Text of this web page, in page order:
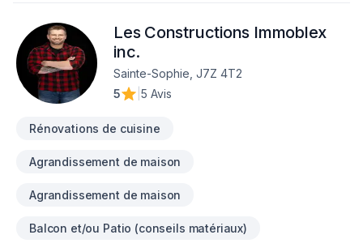
Laurentides avec passion et professionnalisme. Nous
croyons en l'importance d'une approche personnalisée,
adaptée à chaque client, pour garantir des résultats au-delà
de vos attentes. Transformons ensemble vos idées en réalité.
Contactez-nous dès maintenant.
Les Constructions Immoblex
inc.
Sainte-Sophie, J7Z 4T2
5
5 Avis
Rénovations de cuisine
Agrandissement de maison
Agrandissement de maison
Balcon et/ou Patio (conseils matériaux)